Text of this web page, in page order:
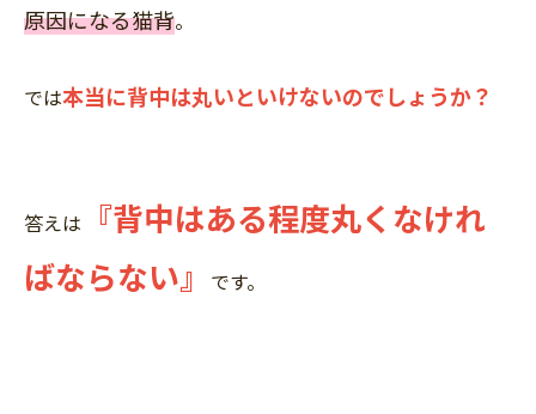
原因になる猫背。
では本当に背中は丸いといけないのでしょうか？
答えは
『背中はある程度丸くなけれ
ばならない』
です。